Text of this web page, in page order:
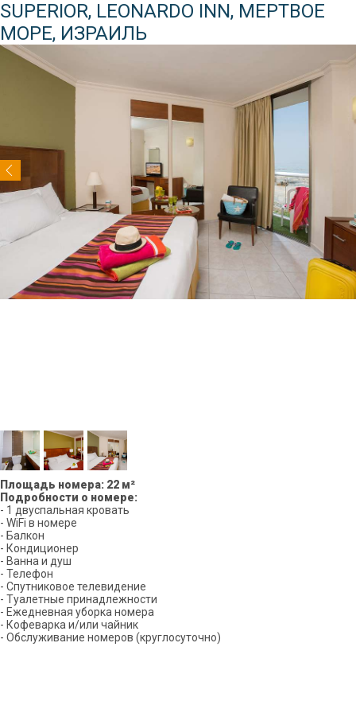
SUPERIOR, LEONARDO INN, МЕРТВОЕ
МОРЕ, ИЗРАИЛЬ
Площадь номера: 22 м²
Подробности о номере:
- 1 двуспальная кровать
- WiFi в номере
- Балкон
- Кондиционер
- Ванна и душ
- Телефон
- Спутниковое телевидение
- Туалетные принадлежности
- Ежедневная уборка номера
- Кофеварка и/или чайник
- Обслуживание номеров (круглосуточно)